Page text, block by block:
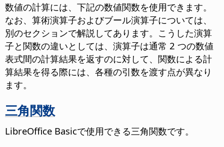
数値の計算には、下記の数値関数を使用できます。
なお、算術演算子およびブール演算子については、
別のセクションで解説してあります。こうした演算
子と関数の違いとしては、演算子は通常 2 つの数値
表式間の計算結果を返すのに対して、関数による計
算結果を得る際には、各種の引数を渡す点が異なり
ます。
三角関数
LibreOffice Basicで使用できる三角関数です。